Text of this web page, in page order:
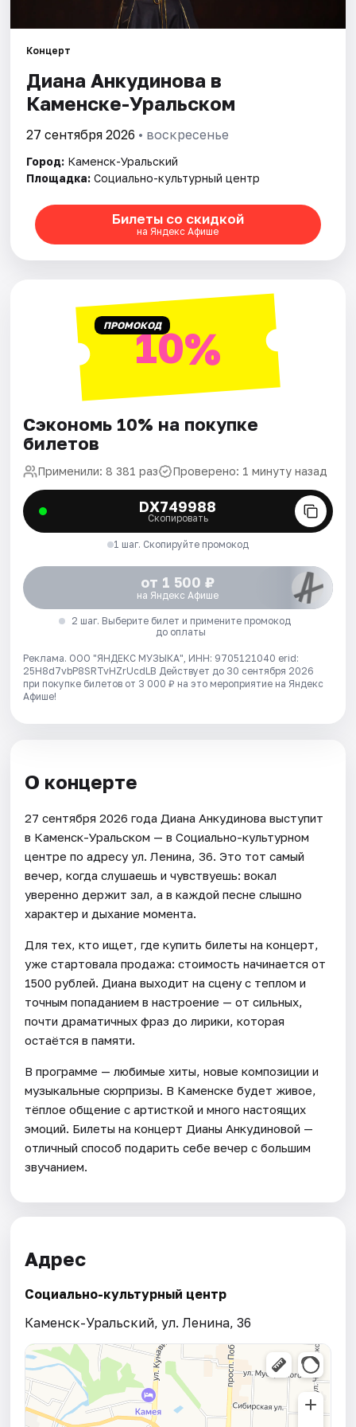
Концерт
Диана Анкудинова в
Каменске-Уральском
27 сентября 2026 • воскресенье
Город: Каменск-Уральский
Площадка: Социально-культурный центр
Билеты со скидкой
на Яндекс Афише
ПРОМОКОД10%
Сэкономь 10% на покупке
билетов
Применили: 8 381 раз Проверено: 1 минуту назад
DX749988
Скопировать
1 шаг. Скопируйте промокод
от 1 500 ₽
на Яндекс Афише
2 шаг. Выберите билет и примените промокод
до оплаты
Реклама. ООО "ЯНДЕКС МУЗЫКА", ИНН: 9705121040 erid:
25H8d7vbP8SRTvHZrUcdLB Действует до 30 сентября 2026
при покупке билетов от 3 000 ₽ на это мероприятие на Яндекс
Афише!
О концерте
27 сентября 2026 года Диана Анкудинова выступит
в Каменск-Уральском — в Социально-культурном
центре по адресу ул. Ленина, 36. Это тот самый
вечер, когда слушаешь и чувствуешь: вокал
уверенно держит зал, а в каждой песне слышно
характер и дыхание момента.
Для тех, кто ищет, где купить билеты на концерт,
уже стартовала продажа: стоимость начинается от
1500 рублей. Диана выходит на сцену с теплом и
точным попаданием в настроение — от сильных,
почти драматичных фраз до лирики, которая
остаётся в памяти.
В программе — любимые хиты, новые композиции и
музыкальные сюрпризы. В Каменске будет живое,
тёплое общение с артисткой и много настоящих
эмоций. Билеты на концерт Дианы Анкудиновой —
отличный способ подарить себе вечер с большим
звучанием.
Адрес
Социально-культурный центр
Каменск-Уральский, ул. Ленина, 36